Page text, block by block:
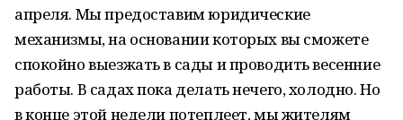
апреля. Мы предоставим юридические
механизмы, на основании которых вы сможете
спокойно выезжать в сады и проводить весенние
работы. В садах пока делать нечего, холодно. Но
в конце этой недели потеплеет, мы жителям